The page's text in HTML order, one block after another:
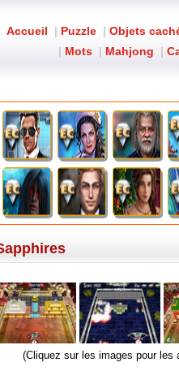
Accueil | Puzzle | Objets
| Mots | Mahjong |
(Cliquez sur les images pour les